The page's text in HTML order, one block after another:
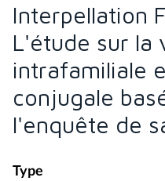
Interpellation
L'étude sur la
intrafamiliale
conjugale
l'enquête de
Type